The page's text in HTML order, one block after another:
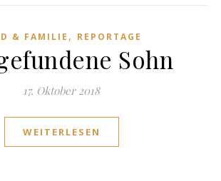
& FAMILIE , REPORTAGE
Sohn
17. Oktober 2018
WEITERLESEN